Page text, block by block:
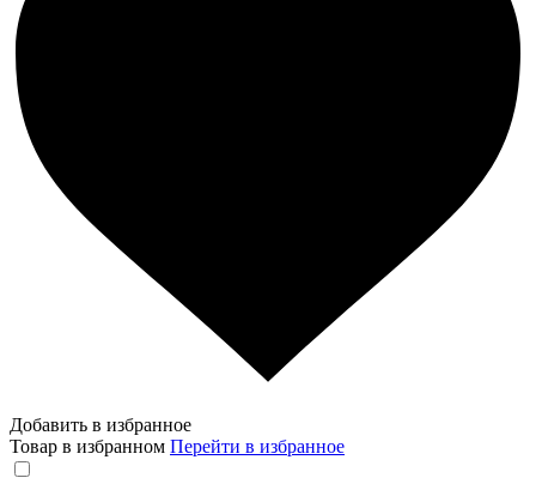
Добавить в избранное
Товар в избранном Перейти в избранное